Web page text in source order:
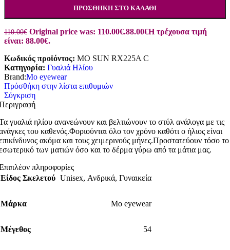
ΠΡΟΣΘΉΚΗ ΣΤΟ ΚΑΛΆΘΙ
110.00€ Original price was: 110.00€.88.00€Η τρέχουσα τιμή
είναι: 88.00€.
Κωδικός προϊόντος: MO SUN RX225A C
Κατηγορία: Γυαλιά Ηλίου
Brand:Mo eyewear
Πρόσθήκη στην λίστα επιθυμιών
Σύγκριση
γυαλιά ηλίου ανανεώνουν και βελτιώνουν το στύλ ανάλογα με τις
του καθενός.Φοριούνται όλο τον χρόνο καθότι ο ήλιος είναι
ακόμα και τους χειμερινούς μήνες.Προστατεύουν τόσο το
των ματιών όσο και το δέρμα γύρω από τα μάτια μας.
πληροφορίες
Είδος Σκελετού Unisex, Ανδρικά, Γυναικεία
Μάρκα Mo eyewear
Μέγεθος 54